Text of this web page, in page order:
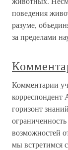
поведения
разуме,
за пределами
Комментарии
горизонт
возможностей
мы встретимся